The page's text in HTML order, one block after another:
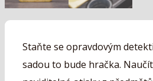
Staňte se opravdovým
sadou to bude hračka.